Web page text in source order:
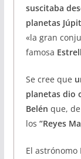
suscitaba
planetas
«la gran
famosa
Se cree que
planetas dio
Belén que,
los “Reyes
El astrónomo